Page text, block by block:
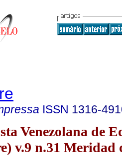
ISSN 1316-
Venezolana de
v.9 n.31 Meridad